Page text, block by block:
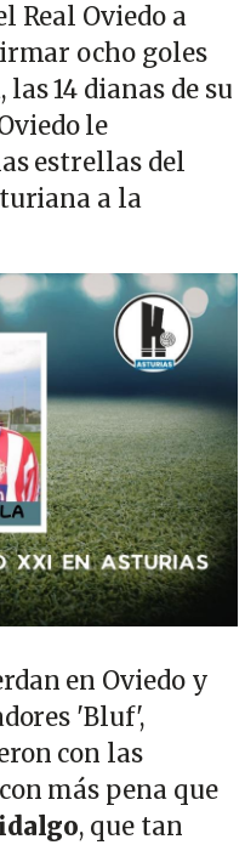
Real Oviedo a
ocho goles
14 dianas de su
le
estrellas del
a la
en Oviedo y
'Bluf',
con las
más pena que
, que tan